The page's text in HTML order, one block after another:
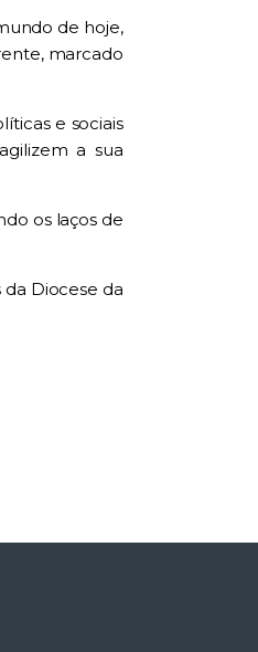
de hoje,
marcado
e sociais
a sua
os laços de
Diocese da